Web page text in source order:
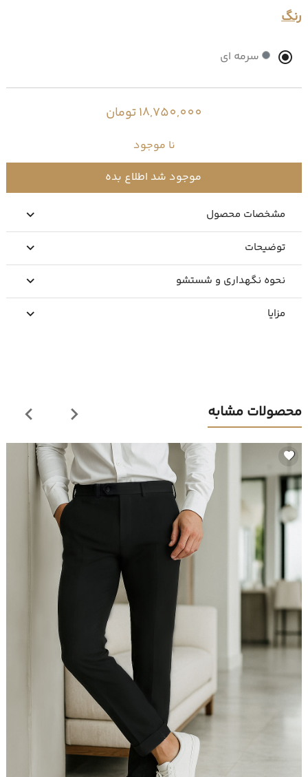
رنگ
سرمه ای
18,750,000 تومان
نا موجود
موجود شد اطلاع بده
مشخصات محصول
توضیحات
نحوه نگهداری و شستشو
مزایا
محصولات مشابه